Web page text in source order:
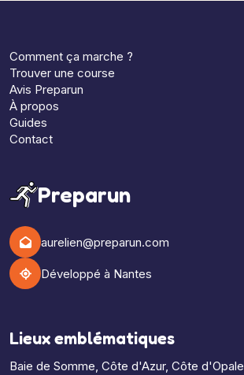
Comment ça marche ?
Trouver une course
Avis Preparun
À propos
Guides
Contact
Preparun
aurelien@preparun.com
Développé à Nantes
Lieux emblématiques
Baie de Somme, Côte d'Azur, Côte d'Opale